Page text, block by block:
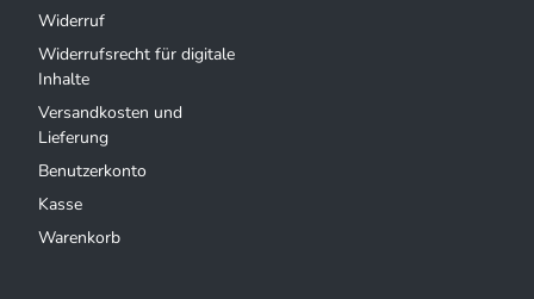
Widerruf
Widerrufsrecht für digitale
Inhalte
Versandkosten und
Lieferung
Benutzerkonto
Kasse
Warenkorb